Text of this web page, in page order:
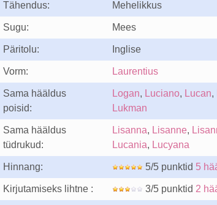
Tähendus: Mehelikkus
Sugu: Mees
Päritolu: Inglise
Vorm: Laurentius
Sama hääldus
poisid:
Logan, Luciano, Lucan,
Lukman
Sama hääldus
tüdrukud:
Lisanna, Lisanne,
Lucania, Lucyana
Hinnang: 5/5 punktid 5
Kirjutamiseks lihtne : 3/5 punktid 2